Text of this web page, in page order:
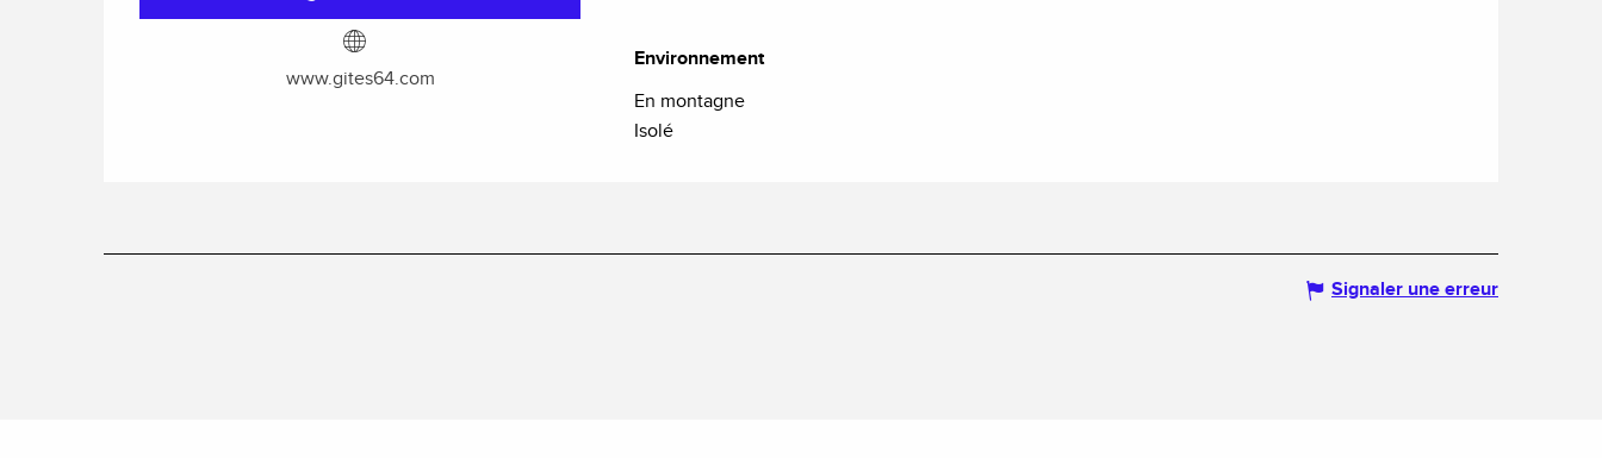
www.gites64.com
Environnement
Environnement
En montagne
Isolé
Signaler une erreur